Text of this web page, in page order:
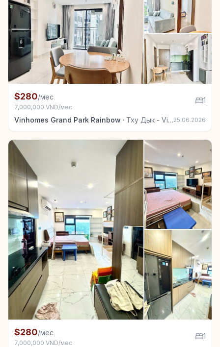
Квартира в аренду в Тху Дык - Vinhomes Grand
$280/мес
7,000,000 VND/мес
1
Vinhomes Grand Park Rainbow · Тху Дык - Vinhomes Grand Park 25.06.2026
Квартира в аренду в Тху Дык - Vinhomes Grand
$280/мес
7,000,000 VND/мес
1